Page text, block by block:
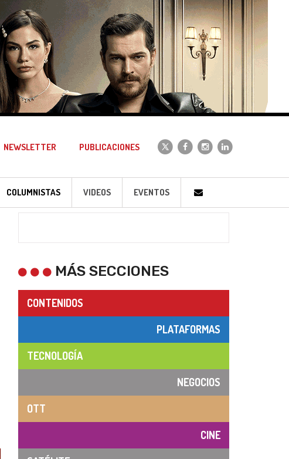
NEWSLETTER PUBLICACIONES
COLUMNISTAS VIDEOS EVENTOS
MÁS SECCIONES
CONTENIDOS
PLATAFORMAS
TECNOLOGÍA
NEGOCIOS
OTT
CINE